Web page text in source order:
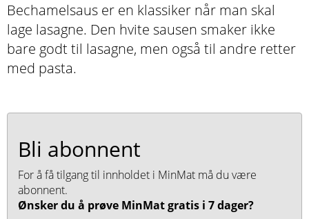
Bechamelsaus er en klassiker når man skal
lage lasagne. Den hvite sausen smaker ikke
bare godt til lasagne, men også til andre retter
med pasta.
Bli abonnent
For å få tilgang til innholdet i MinMat må du være
abonnent.
Ønsker du å prøve MinMat gratis i 7 dager?